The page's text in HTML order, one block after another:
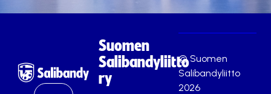
Suomen
Salibandyliitto
ry
© Suomen
Salibandyliitto
2026